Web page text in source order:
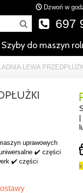
Dzwoń w
697
Szyby do maszyn
LEWA
uprawowych
✔️ części
✔️ części
|